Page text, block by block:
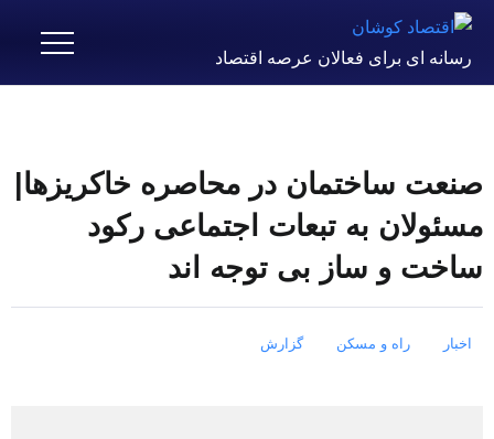
رسانه ای برای فعالان عرصه اقتصاد
صنعت ساختمان در محاصره خاکریزها|
مسئولان به تبعات اجتماعی رکود
ساخت و ساز بی توجه اند
اخبار راه و مسکن گزارش